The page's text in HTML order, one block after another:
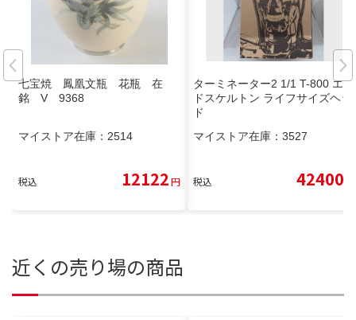
七宝焼 鳳凰文瓶 花瓶 在
銘 V 9368
マイストア在庫： 2514
税込 12122円
ターミネーター2 1/1 T-800 エン
ドスケルトン ライフサイズヘッ
ド
マイストア在庫： 3527
税込 42400
近くの売り場の商品